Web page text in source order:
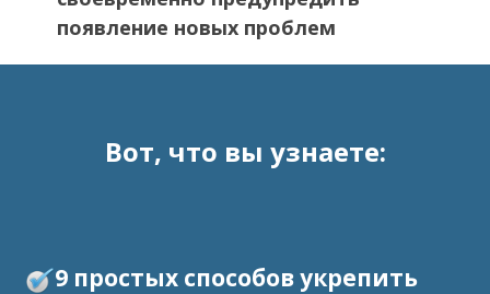
появление новых проблем
Вот, что вы узнаете:
9 простых способов укрепить